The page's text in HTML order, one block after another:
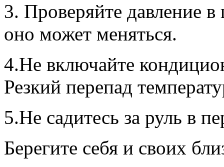
3. Проверяйте давление
оно может меняться.
4.Не включайте
Резкий перепад
5.Не садитесь за руль в
Берегите себя и своих